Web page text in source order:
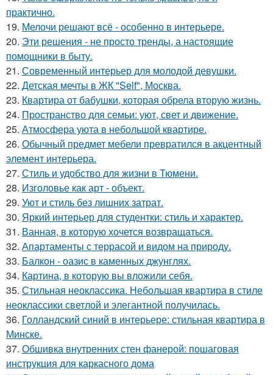
практично.
19. Мелочи решают всё - особенно в интерьере.
20. Эти решения - не просто тренды, а настоящие
помощники в быту.
21. Современный интерьер для молодой девушки.
22. Детская мечты в ЖК "Self", Москва.
23. Квартира от бабушки, которая обрела вторую жизнь.
24. Пространство для семьи: уют, свет и движение.
25. Атмосфера уюта в небольшой квартире.
26. Обычный предмет мебели превратился в акцентный
элемент интерьера.
27. Стиль и удобство для жизни в Тюмени.
28. Изголовье как арт - объект.
29. Уют и стиль без лишних затрат.
30. Яркий интерьер для студентки: стиль и характер.
31. Ванная, в которую хочется возвращаться.
32. Апартаменты с террасой и видом на природу.
33. Балкон - оазис в каменных джунглях.
34. Картина, в которую вы вложили себя.
35. Стильная неоклассика. Небольшая квартира в стиле
неоклассики светлой и элегантной получилась.
36. Голландский синий в интерьере: стильная квартира в
Минске.
37. Обшивка внутренних стен фанерой: пошаговая
инструкция для каркасного дома